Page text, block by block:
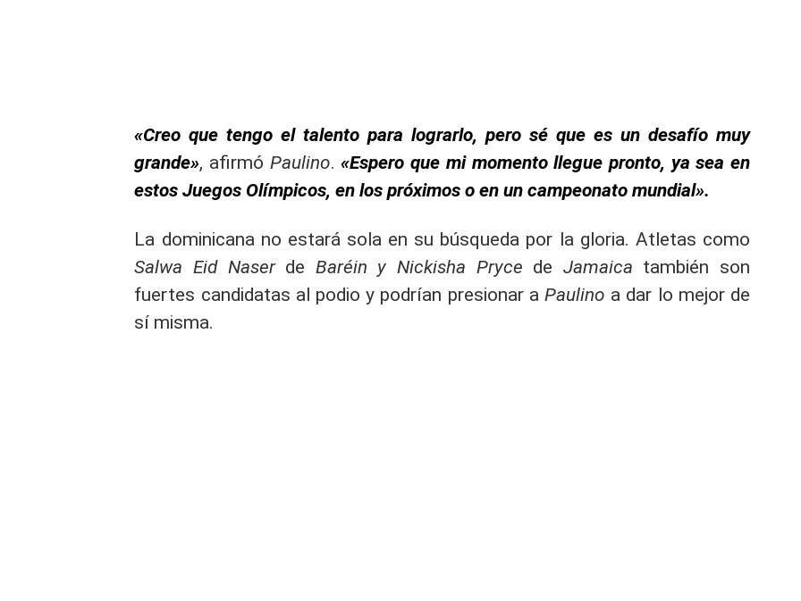
«Creo que tengo el talento para lograrlo, pero sé que es un desafío muy
grande», afirmó Paulino.«Espero que mi momento llegue pronto, ya sea en
estos Juegos Olímpicos, en los próximos o en un campeonato mundial».
La dominicana no estará sola en su búsqueda por la gloria. Atletas como
Salwa Eid Naserde Baréin y Nickisha Pryce de Jamaica también son
fuertes candidatas al podio y podrían presionar a Paulino a dar lo mejor de
sí misma.